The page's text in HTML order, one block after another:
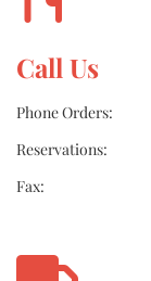
Call Us
Phone Orders:
Reservations:
Fax: